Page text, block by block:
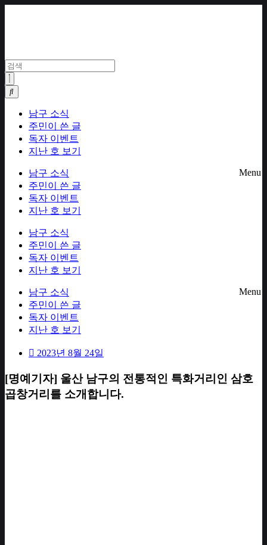
남구 소식
주민이 쓴 글
독자 이벤트
지난 호 보기
Menu
남구 소식
주민이 쓴 글
독자 이벤트
지난 호 보기
남구 소식
주민이 쓴 글
독자 이벤트
지난 호 보기
Menu
남구 소식
주민이 쓴 글
독자 이벤트
지난 호 보기
2023년 8월 24일
[명예기자] 울산 남구의 전통적인 특화거리인 삼호
곱창거리를 소개합니다.